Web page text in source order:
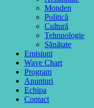
Monden
Politică
Cultură
Tehnnologie
Sănătate
Emisiuni
Wave Chart
Program
Anunturi
Echipa
Contact